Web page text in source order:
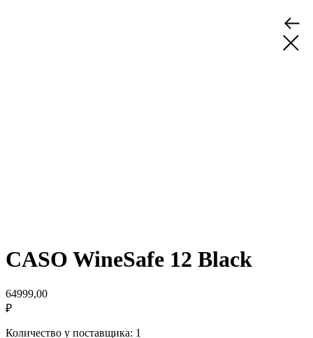
CASO WineSafe 12 Black
64999,00
₽
Количество у поставщика: 1